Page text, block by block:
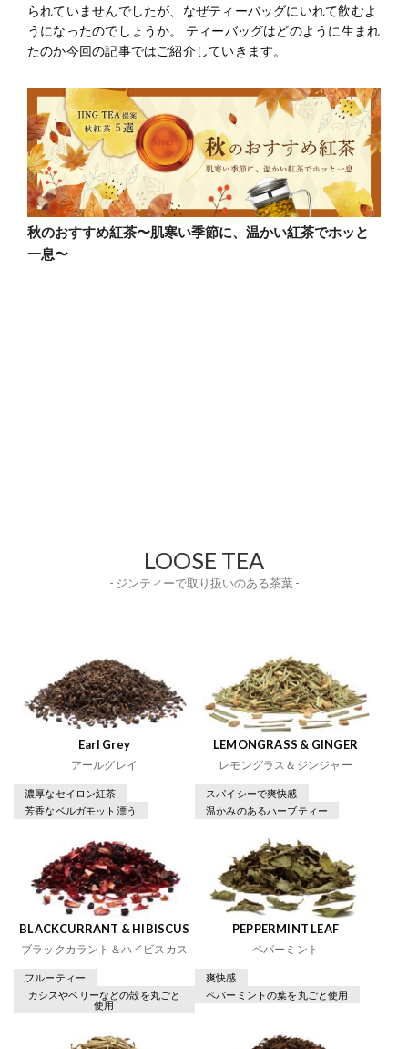
られていませんでしたが、なぜティーバッグにいれて飲むよ
うになったのでしょうか。 ティーバッグはどのように生まれ
たのか今回の記事ではご紹介していきます。
秋のおすすめ紅茶〜肌寒い季節に、温かい紅茶でホッと
一息〜
LOOSE TEA
- ジンティーで取り扱いのある茶葉 -
Earl Grey
アールグレイ
濃厚なセイロン紅茶
芳香なベルガモット漂う
LEMONGRASS & GINGER
レモングラス＆ジンジャー
スパイシーで爽快感
温かみのあるハーブティー
BLACKCURRANT & HIBISCUS
ブラックカラント＆ハイビスカス
フルーティー
カシスやベリーなどの殻を丸ごと
使用
PEPPERMINT LEAF
ペパーミント
爽快感
ペパーミントの葉を丸ごと使用